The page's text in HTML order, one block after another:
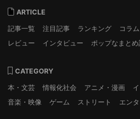
ARTICLE
記事一覧
注目記事 ランキング コラム
レビュー
インタビュー ポップなまと
CATEGORY
本・文芸
情報化社会 アニメ・漫画
音楽・映像
ゲーム ストリート エンタ